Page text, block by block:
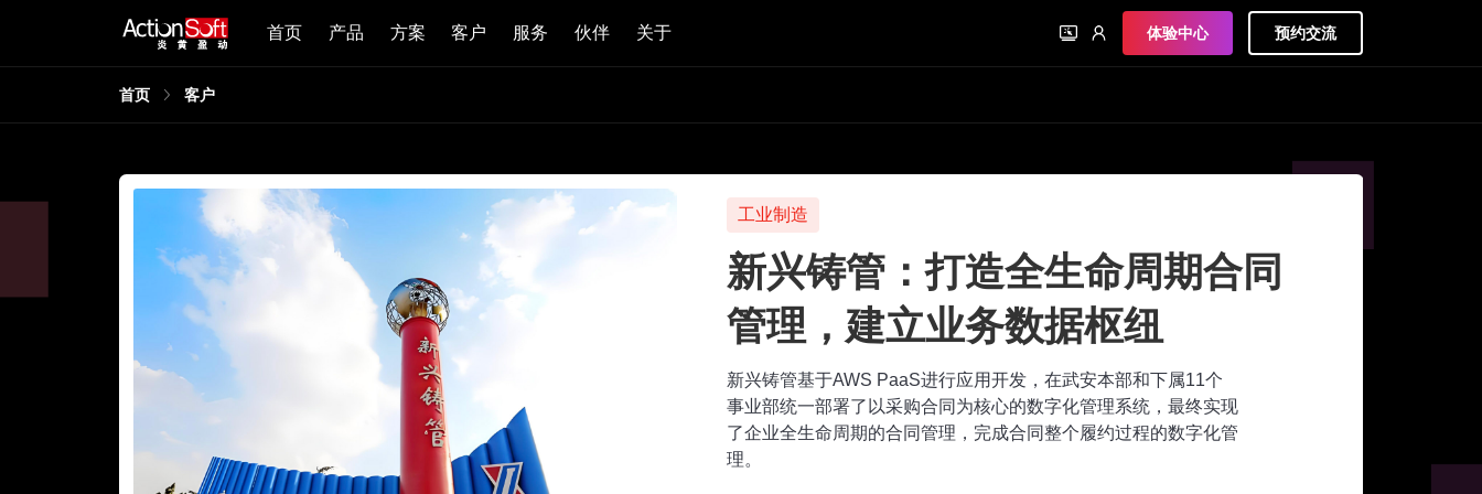
首页 产品 方案 客户 服务 伙伴 关于 体验中心 预约交流
首页 客户
工业制造
新兴铸管：打造全生命周期合同
管理，建立业务数据枢纽
新兴铸管基于AWS PaaS进行应用开发，在武安本部和下属11个
事业部统一部署了以采购合同为核心的数字化管理系统，最终实现
了企业全生命周期的合同管理，完成合同整个履约过程的数字化管
理。